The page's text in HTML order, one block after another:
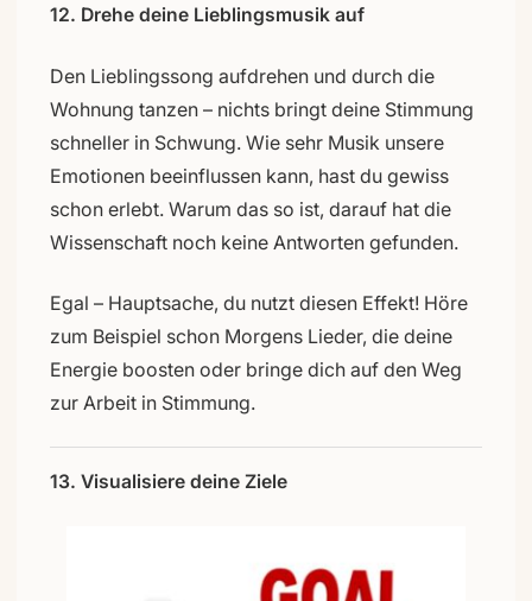
12. Drehe deine Lieblingsmusik auf
Den Lieblingssong aufdrehen und durch die
Wohnung tanzen – nichts bringt deine Stimmung
schneller in Schwung. Wie sehr Musik unsere
Emotionen beeinflussen kann, hast du gewiss
schon erlebt. Warum das so ist, darauf hat die
Wissenschaft noch keine Antworten gefunden.
Egal – Hauptsache, du nutzt diesen Effekt! Höre
zum Beispiel schon Morgens Lieder, die deine
Energie boosten oder bringe dich auf den Weg
zur Arbeit in Stimmung.
13. Visualisiere deine Ziele